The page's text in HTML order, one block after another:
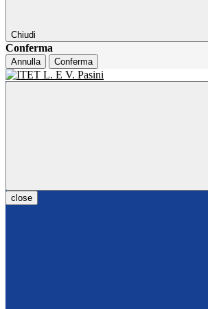
Chiudi
Conferma
Annulla Conferma
close